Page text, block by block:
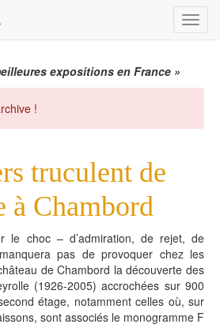
Menu
expositions en France »
!
truculent de
à Chambord
le choc – d’admiration, de rejet, de
pas de provoquer chez les
de Chambord la découverte des
(1926-2005) accrochées sur 900
étage, notamment celles où, sur
sont associés le monogramme F